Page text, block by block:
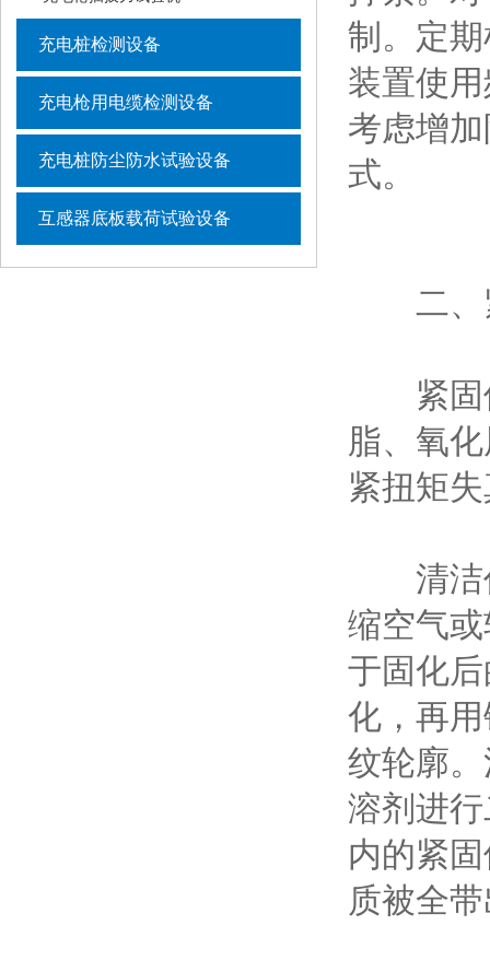
充电桩检测设备
充电枪用电缆检测设备
充电桩防尘防水试验设备
互感器底板载荷试验设备
制。定
装置使
考虑增
式。
二、
紧固件
脂、氧
紧扭矩
清洁作
缩空气
于固化
化，再
纹轮廓
溶剂进
内的紧
质被全